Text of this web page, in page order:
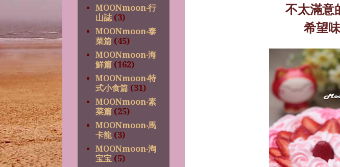
不太滿意
希望
MOONmoon‧行
山誌 (3)
MOONmoon‧泰
菜篇 (45)
MOONmoon‧海
鮮篇 (162)
MOONmoon‧特
式小食篇 (31)
MOONmoon‧素
菜篇 (25)
MOONmoon‧馬
卡龍 (3)
MOONmoon‧淘
宝宝 (5)